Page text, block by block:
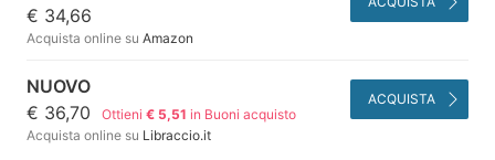
€ 34,66
Acquista online su Amazon
NUOVO
€ 36,70
Ottieni€ 5,51 in Buoni acquisto
Acquista online su Libraccio.it
ACQUISTA